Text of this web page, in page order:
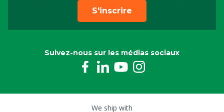
S'inscrire
Suivez-nous sur les médias sociaux
We ship with